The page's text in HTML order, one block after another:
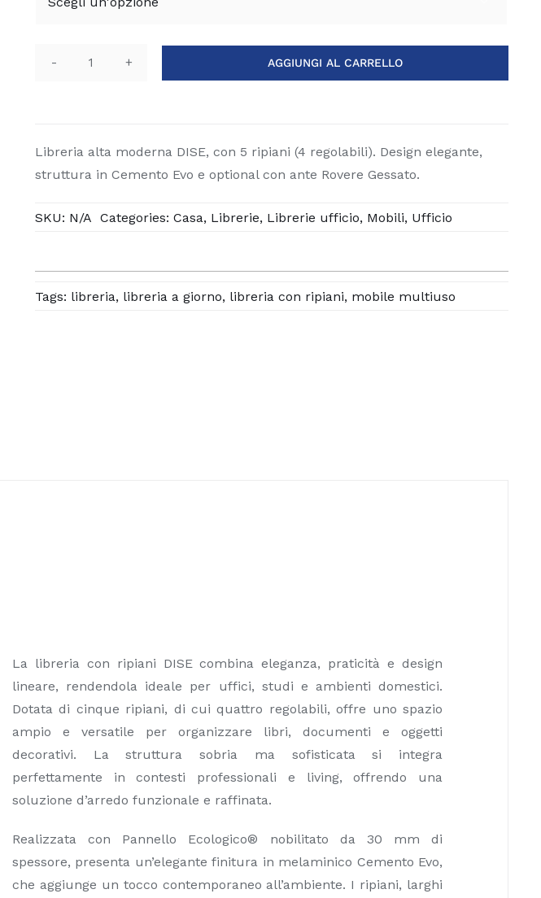
quantità
AGGIUNGI AL CARRELLO
Libreria alta moderna DISE, con 5 ripiani (4 regolabili). Design elegante,
struttura in Cemento Evo e optional con ante Rovere Gessato.
SKU: N/A Categories:Casa, Librerie, Librerie ufficio, Mobili, Ufficio
Tags: libreria, libreria a giorno, libreria con ripiani, mobile multiuso
La libreria con ripiani DISE combina eleganza, praticità e design
lineare, rendendola ideale per uffici, studi e ambienti domestici.
Dotata di cinque ripiani, di cui quattro regolabili, offre uno spazio
ampio e versatile per organizzare libri, documenti e oggetti
decorativi. La struttura sobria ma sofisticata si integra
perfettamente in contesti professionali e living, offrendo una
soluzione d’arredo funzionale e raffinata.
Realizzata con Pannello Ecologico® nobilitato da 30 mm di
spessore, presenta un’elegante finitura in melaminico Cemento Evo,
che aggiunge un tocco contemporaneo all’ambiente. I ripiani, larghi